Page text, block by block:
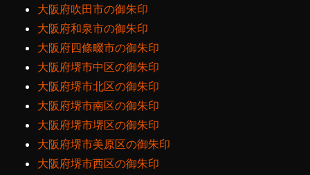
大阪府吹田市の御朱印
大阪府和泉市の御朱印
大阪府四條畷市の御朱印
大阪府堺市中区の御朱印
大阪府堺市北区の御朱印
大阪府堺市南区の御朱印
大阪府堺市堺区の御朱印
大阪府堺市美原区の御朱印
大阪府堺市西区の御朱印